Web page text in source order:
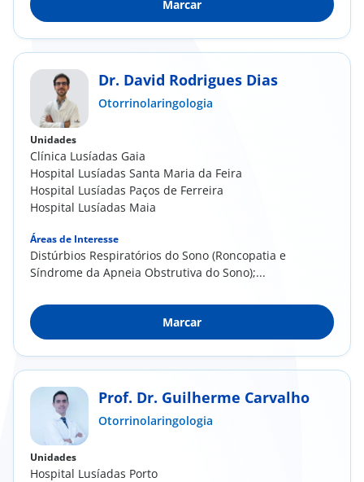
Marcar
Dr. David Rodrigues Dias
Otorrinolaringologia
Unidades
Clínica Lusíadas Gaia
Hospital Lusíadas Santa Maria da Feira
Hospital Lusíadas Paços de Ferreira
Hospital Lusíadas Maia
Áreas de Interesse
Distúrbios Respiratórios do Sono (Roncopatia e
Síndrome da Apneia Obstrutiva do Sono);...
Marcar
Prof. Dr. Guilherme Carvalho
Otorrinolaringologia
Unidades
Hospital Lusíadas Porto